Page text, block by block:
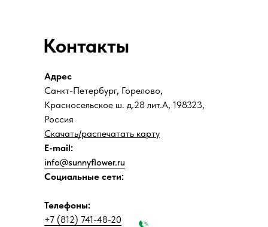
Адрес
Санкт-Петербург, Горелово,
Красносельское ш. д.28 лит.А, 198323,
Россия
Скачать/распечатать карту
E-mail:
info@sunnyflower.ru
Социальные сети:
Телефоны:
+7 (812) 741-48-20
Контакты